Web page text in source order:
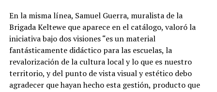
En la misma línea, Samuel Guerra, muralista de la
Brigada Keltewe que aparece en el catálogo, valoró la
iniciativa bajo dos visiones “es un material
fantásticamente didáctico para las escuelas, la
revalorización de la cultura local y lo que es nuestro
territorio, y del punto de vista visual y estético debo
agradecer que hayan hecho esta gestión, producto que